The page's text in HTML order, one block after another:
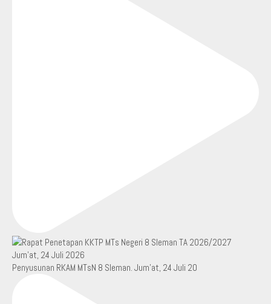
Penyusunan RKAM MTsN 8 Sleman. Jum’at, 24 Juli 20